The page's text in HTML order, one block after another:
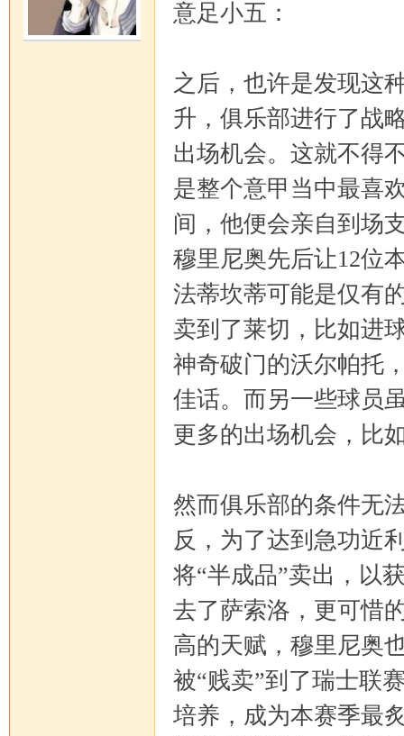
意足小五：
之后，也许是发现这
升，俱乐部进行了战
出场机会。这就不得
是整个意甲当中最喜
间，他便会亲自到场
穆里尼奥先后让12位
法蒂坎蒂可能是仅有
卖到了莱切，比如进
神奇破门的沃尔帕托
佳话。而另一些球员
更多的出场机会，比
然而俱乐部的条件无
反，为了达到急功近
将“半成品”卖出，以
去了萨索洛，更可惜
高的天赋，穆里尼奥
被“贱卖”到了瑞士联
培养，成为本赛季最